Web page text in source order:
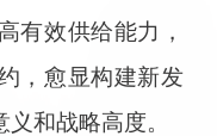
有效供给能力，
，愈显构建新发
和战略高度。